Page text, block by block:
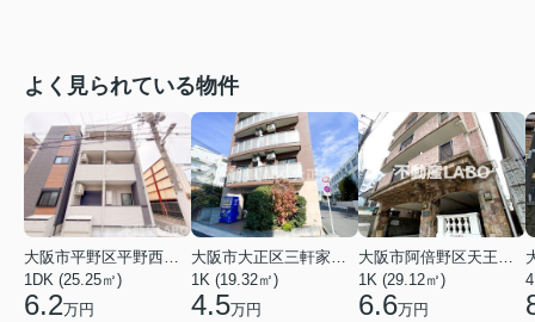
よく見られている物件
1DK (25.25㎡)
6.2万円
1K (19.32㎡)
4.5万円
1K (29.12㎡)
6.6万円